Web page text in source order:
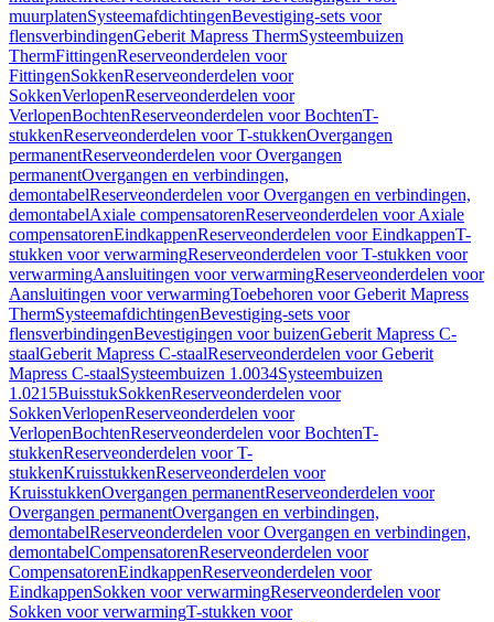
muurplatenSysteemafdichtingenBevestiging-sets voor
flensverbindingenGeberit Mapress ThermSysteembuizen
ThermFittingenReserveonderdelen voor
FittingenSokkenReserveonderdelen voor
SokkenVerlopenReserveonderdelen voor
VerlopenBochtenReserveonderdelen voor BochtenT-
stukkenReserveonderdelen voor T-stukkenOvergangen
permanentReserveonderdelen voor Overgangen
permanentOvergangen en verbindingen,
demontabelReserveonderdelen voor Overgangen en verbindingen,
demontabelAxiale compensatorenReserveonderdelen voor Axiale
compensatorenEindkappenReserveonderdelen voor EindkappenT-
stukken voor verwarmingReserveonderdelen voor T-stukken voor
verwarmingAansluitingen voor verwarmingReserveonderdelen voor
Aansluitingen voor verwarmingToebehoren voor Geberit Mapress
ThermSysteemafdichtingenBevestiging-sets voor
flensverbindingenBevestigingen voor buizenGeberit Mapress C-
staalGeberit Mapress C-staalReserveonderdelen voor Geberit
Mapress C-staalSysteembuizen 1.0034Systeembuizen
1.0215BuisstukSokkenReserveonderdelen voor
SokkenVerlopenReserveonderdelen voor
VerlopenBochtenReserveonderdelen voor BochtenT-
stukkenReserveonderdelen voor T-
stukkenKruisstukkenReserveonderdelen voor
KruisstukkenOvergangen permanentReserveonderdelen voor
Overgangen permanentOvergangen en verbindingen,
demontabelReserveonderdelen voor Overgangen en verbindingen,
demontabelCompensatorenReserveonderdelen voor
CompensatorenEindkappenReserveonderdelen voor
EindkappenSokken voor verwarmingReserveonderdelen voor
Sokken voor verwarmingT-stukken voor